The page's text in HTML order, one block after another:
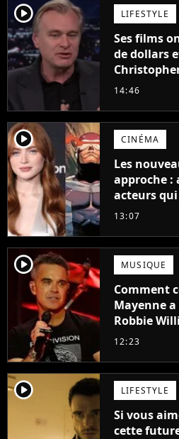
player2 LIFESTYLE
Ses films
de dollars
tourner un
14:46
player2 CINÉMA
Les
approche :
acteurs
Frost et
13:07
player2 MUSIQUE
Comment
Mayenne
Robbie
cette année
12:23
player2 LIFESTYLE
Si vous
cette